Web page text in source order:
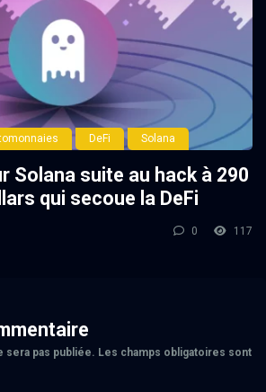
DeFi Solana
Solana suite au hack à 290
qui secoue la DeFi
0 117
sera pas publiée. Les champs obligatoires sont